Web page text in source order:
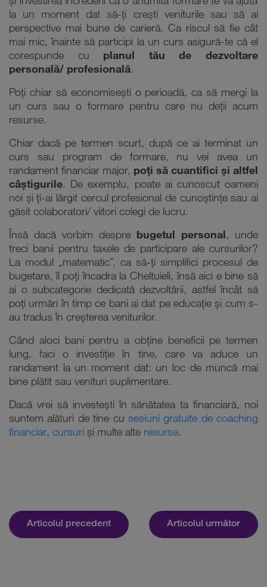
la un moment dat să-ți crești veniturile sau să ai
perspective mai bune de carieră. Ca riscul să fie cât
mai mic, înainte să participi la un curs asigură-te că el
corespunde cu planul tău de dezvoltare
personală/ profesională.
Poți chiar să economisești o perioadă, ca să mergi la
un curs sau o formare pentru care nu deții acum
resurse.
Chiar dacă pe termen scurt, după ce ai terminat un
curs sau program de formare, nu vei avea un
randament financiar major, poți să cuantifici și altfel
câștigurile. De exemplu, poate ai cunoscut oameni
noi și ți-ai lărgit cercul profesional de cunoștințe sau ai
găsit colaboratori/ viitori colegi de lucru.
Însă dacă vorbim despre bugetul personal, unde
treci banii pentru taxele de participare ale cursurilor?
La modul „matematic”, ca să-ți simplifici procesul de
bugetare, îi poți încadra la Cheltuieli, însă aici e bine să
ai o subcategorie dedicată dezvoltării, astfel încât să
poți urmări în timp ce bani ai dat pe educație și cum s-
au tradus în creșterea veniturilor.
Când aloci bani pentru a obține beneficii pe termen
lung, faci o investiție în tine, care va aduce un
randament la un moment dat: un loc de muncă mai
bine plătit sau venituri suplimentare.
Dacă vrei să investești în sănătatea ta financiară, noi
suntem alături de tine cu sesiuni gratuite de coaching
financiar, cursuri și multe alte resurse.
Articolul precedent Articolul următor